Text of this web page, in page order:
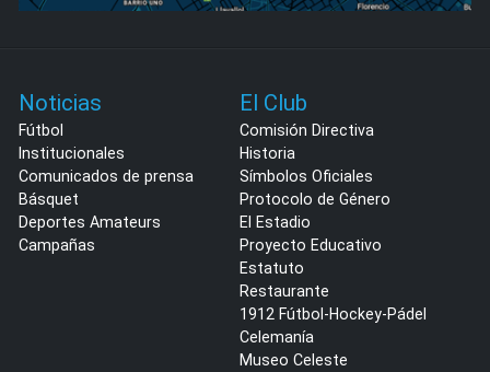
Noticias
Fútbol
Institucionales
Comunicados de prensa
Básquet
Deportes Amateurs
Campañas
El Club
Comisión Directiva
Historia
Símbolos Oficiales
Protocolo de Género
El Estadio
Proyecto Educativo
Estatuto
Restaurante
1912 Fútbol-Hockey-Pádel
Celemanía
Museo Celeste